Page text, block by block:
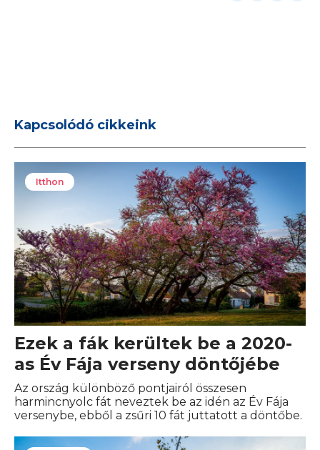
Kapcsolódó cikkeink
Itthon
Ezek a fák kerültek be a 2020-
as Év Fája verseny döntőjébe
Az ország különböző pontjairól összesen
harmincnyolc fát neveztek be az idén az Év Fája
versenybe, ebből a zsűri 10 fát juttatott a döntőbe.